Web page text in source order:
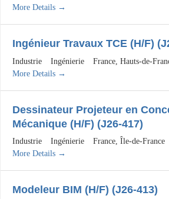
More Details
Ingénieur Travaux TCE (H/F)
Industrie Ingénierie France Hauts-de-
More Details
Dessinateur Projeteur en
Mécanique (H/F) (J26-417)
Industrie Ingénierie France Île-de-France
More Details
Modeleur BIM (H/F) (J26-413)